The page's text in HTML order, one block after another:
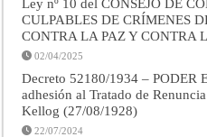
CULPABLES DE CRÍMENES
CONTRA LA PAZ Y CONTRA
02/04/2025
Decreto 52180/1934 – PODER
adhesión al Tratado de
Kellog (27/08/1928)
22/07/2024